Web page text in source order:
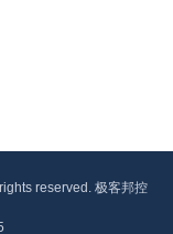
reserved. 极客邦控